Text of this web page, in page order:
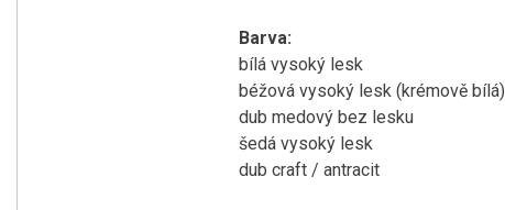
Barva:
bílá vysoký lesk
béžová vysoký lesk (krémově bílá)
dub medový bez lesku
šedá vysoký lesk
dub craft / antracit